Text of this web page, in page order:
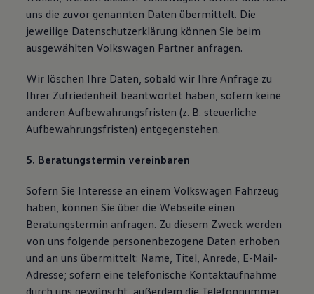
uns die zuvor genannten Daten übermittelt. Die
jeweilige Datenschutzerklärung können Sie beim
ausgewählten Volkswagen Partner anfragen.
Wir löschen Ihre Daten, sobald wir Ihre Anfrage zu
Ihrer Zufriedenheit beantwortet haben, sofern keine
anderen Aufbewahrungsfristen (z. B. steuerliche
Aufbewahrungsfristen) entgegenstehen.
5. Beratungstermin vereinbaren
Sofern Sie Interesse an einem Volkswagen Fahrzeug
haben, können Sie über die Webseite einen
Beratungstermin anfragen. Zu diesem Zweck werden
von uns folgende personenbezogene Daten erhoben
und an uns übermittelt: Name, Titel, Anrede, E-Mail-
Adresse; sofern eine telefonische Kontaktaufnahme
durch uns gewünscht, außerdem die Telefonnummer.